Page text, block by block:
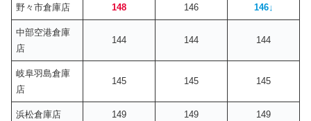
野々市倉庫店 148 146 146↓
中部空港倉庫
店
144 144 144
岐阜羽島倉庫
店
145 145 145
浜松倉庫店 149 149 149